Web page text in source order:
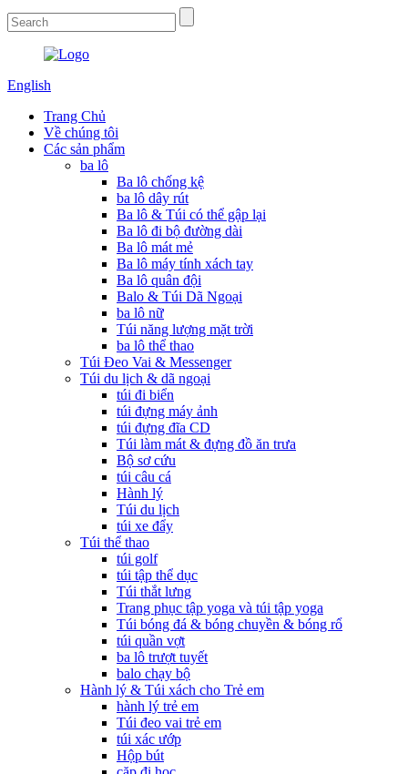
English
Trang Chủ
Về chúng tôi
Các sản phẩm
ba lô
Ba lô chống kệ
ba lô dây rút
Ba lô & Túi có thể gập lại
Ba lô đi bộ đường dài
Ba lô mát mẻ
Ba lô máy tính xách tay
Ba lô quân đội
Balo & Túi Dã Ngoại
ba lô nữ
Túi năng lượng mặt trời
ba lô thể thao
Túi Đeo Vai & Messenger
Túi du lịch & dã ngoại
túi đi biển
túi đựng máy ảnh
túi đựng đĩa CD
Túi làm mát & đựng đồ ăn trưa
Bộ sơ cứu
túi câu cá
Hành lý
Túi du lịch
túi xe đẩy
Túi thể thao
túi golf
túi tập thể dục
Túi thắt lưng
Trang phục tập yoga và túi tập yoga
Túi bóng đá & bóng chuyền & bóng rổ
túi quần vợt
ba lô trượt tuyết
balo chạy bộ
Hành lý & Túi xách cho Trẻ em
hành lý trẻ em
Túi đeo vai trẻ em
túi xác ướp
Hộp bút